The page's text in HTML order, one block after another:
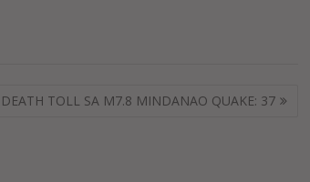
DEATH TOLL SA M7.8 MINDANAO QUAKE: 37